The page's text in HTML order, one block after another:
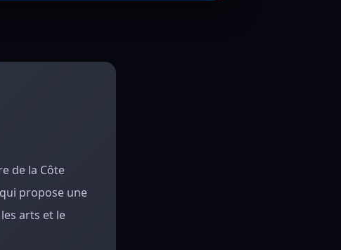
de la Côte
propose une
arts et le